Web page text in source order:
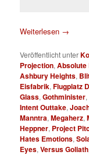
Weiterlesen →
Veröffentlicht unter
Projection,Absolute
Ashbury Heights,
Eisfabrik,Flugplatz
Glass,Gothminister,
Intent Outtake,
Manntra,Megaherz,
Heppner, Project
Hates Emotions,
Eyes,Versus Goliath